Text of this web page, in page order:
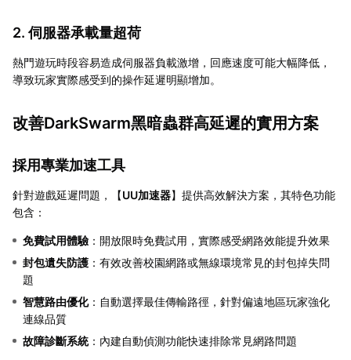
2. 伺服器承載量超荷
熱門遊玩時段容易造成伺服器負載激增，回應速度可能大幅降低，
導致玩家實際感受到的操作延遲明顯增加。
改善DarkSwarm黑暗蟲群高延遲的實用方案
採用專業加速工具
針對遊戲延遲問題，【UU加速器】提供高效解決方案，其特色功能
包含：
免費試用體驗 ：開放限時免費試用，實際感受網路效能提升效果
封包遺失防護 ：有效改善校園網路或無線環境常見的封包掉失問
題
智慧路由優化：自動選擇最佳傳輸路徑，針對偏遠地區玩家強化
連線品質
故障診斷系統：內建自動偵測功能快速排除常見網路問題